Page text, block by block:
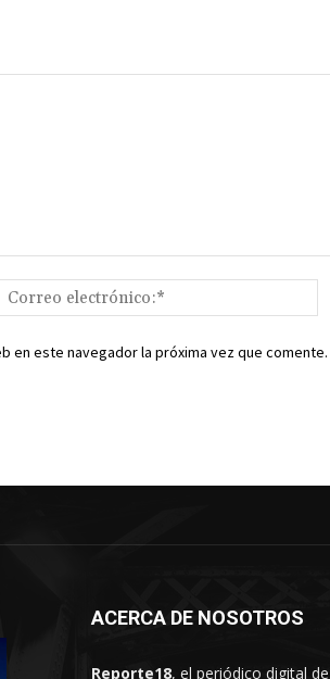
en este navegador la próxima vez que comente.
ACERCA DE NOSOTROS
Reporte18, el periódico digital